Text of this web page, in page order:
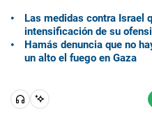
Las medidas contra Israel
intensificación de su
Hamás denuncia que no
un alto el fuego en Gaza